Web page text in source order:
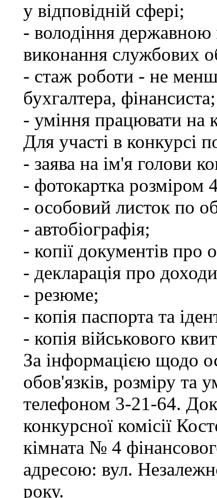
у відповідній сфері;
- володіння державною
виконання службових
- стаж роботи - не
бухгалтера, фінансиста;
- уміння працювати на
Для участі в конкурсі
- заява на ім'я голови
- фотокартка розміром
- особовий листок по
- автобіографія;
- копії документів про
- декларація про
- резюме;
- копія паспорта та
- копія військового
За інформацією щодо
обов'язків, розміру та
телефоном 3-21-64.
конкурсної комісії
кімната № 4
адресою: вул.
року.